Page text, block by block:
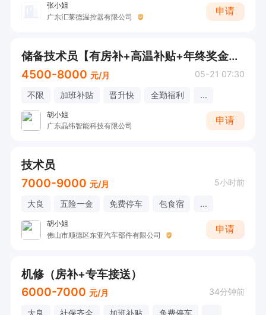
张小姐
广东汇莱德温控器有限公司
申请
储备技术员【有房补+高温补贴+年终奖金+工龄奖+全勤福利+加班补贴+晋升快+节日慰问+免费旅游】
4500-8000 元/月 05-21 07:30
不限 加班补贴 晋升快 全勤福利 ...
胡小姐
广东晶纬智能科技有限公司
申请
技术员
7000-9000 元/月 5小时前
大良 五险一金 免费停车 包食宿 ...
胡小姐
佛山市顺德区东亚汽车部件有限公司
申请
机修（房补+专车接送）
6000-7000 元/月 34分钟前
大良 社保齐全 加班补贴 免费停车